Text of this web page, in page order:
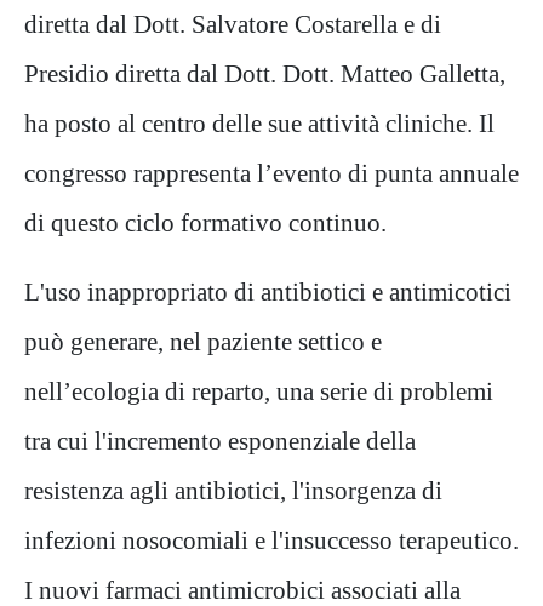
diretta dal Dott. Salvatore Costarella e di
Presidio diretta dal Dott. Dott. Matteo Galletta,
ha posto al centro delle sue attività cliniche. Il
congresso rappresenta l’evento di punta annuale
di questo ciclo formativo continuo.
L'uso inappropriato di antibiotici e antimicotici
può generare, nel paziente settico e
nell’ecologia di reparto, una serie di problemi
tra cui l'incremento esponenziale della
resistenza agli antibiotici, l'insorgenza di
infezioni nosocomiali e l'insuccesso terapeutico.
I nuovi farmaci antimicrobici associati alla